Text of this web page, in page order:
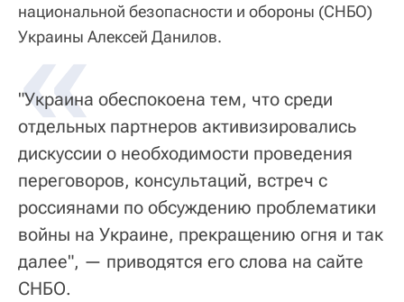
национальной безопасности и обороны (СНБО)
Украины Алексей Данилов.
«
"Украина обеспокоена тем, что среди
отдельных партнеров активизировались
дискуссии о необходимости проведения
переговоров, консультаций, встреч с
россиянами по обсуждению проблематики
войны на Украине, прекращению огня и так
далее", — приводятся его слова на сайте
СНБО.